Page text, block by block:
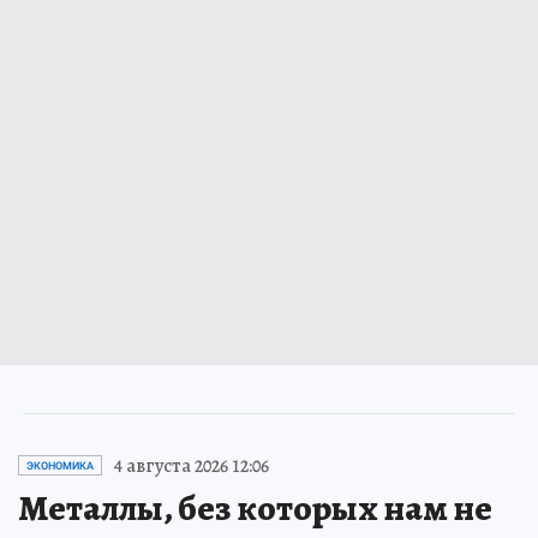
ЭКОНОМИКА 4 августа 2026 12:06
Металлы, без которых нам не